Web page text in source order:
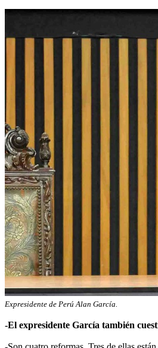
Expresidente de Perú Alan García.
-El expresidente García también